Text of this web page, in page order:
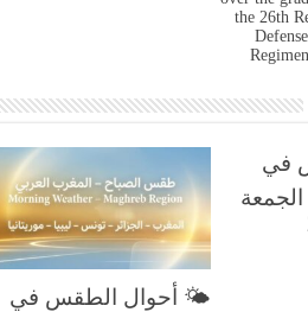
the 26th
في
🌤️ أحوال الطقس في